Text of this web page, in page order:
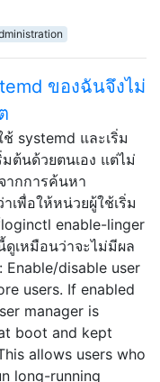
ของฉันจึงไม่
systemd และเริ่ม
ต้นด้วยตนเอง แต่ไม่
ากการค้นหา
เพื่อให้หน่วยผู้ใช้เริ่ม
enable-linger
ดูเหมือนว่าจะไม่มีผล
Enable/disable user
users. If enabled
manager is
boot and kept
allows users who
long-running